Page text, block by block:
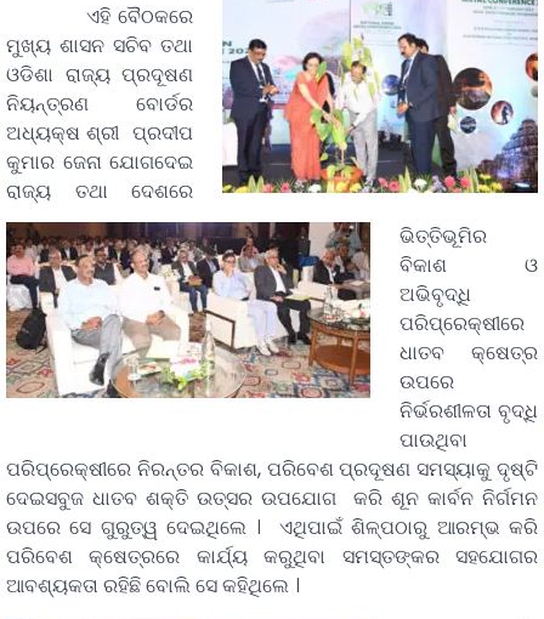
ଏହି ବୈଠକରେ
ମୁଖ୍ୟ ଶାସନ ସଚିବ ତଥା
ଓଡିଶା ରାଜ୍ୟ ପ୍ରଦୂଷଣ
ନିୟନ୍ତ୍ରଣ ବୋର୍ଡର
ଅଧ୍ୟକ୍ଷ ଶ୍ରୀ ପ୍ରଦୀପ
କୁମାର ଜେନା ଯୋଗଦେଇ
ରାଜ୍ୟ ତଥା ଦେଶରେ
ଭିତ୍ତିଭୂମିର
ବିକାଶ ଓ
ଅଭିବୃଦ୍ଧି
ପରିପ୍ରେକ୍ଷୀରେ
ଧାତବ କ୍ଷେତ୍ର
ଉପରେ
ନିର୍ଭରଶୀଳତା ବୃଦ୍ଧି
ପାଉଥିବା
ପରିପ୍ରେକ୍ଷୀରେ ନିରନ୍ତର ବିକାଶ, ପରିବେଶ ପ୍ରଦୂଷଣ ସମସ୍ୟାକୁ ଦୃଷ୍ଟି
ଦେଇସବୁଜ ଧାତବ ଶକ୍ତି ଉତ୍ସର ଉପଯୋଗ କରି ଶୂନ କାର୍ବନ ନିର୍ଗମନ
ଉପରେ ସେ ଗୁରୁତ୍ୱ ଦେଇଥିଲେ । ଏଥିପାଇଁ ଶିଳ୍ପଠାରୁ ଆରମ୍ଭ କରି
ପରିବେଶ କ୍ଷେତ୍ରରେ କାର୍ଯ୍ୟ କରୁଥିବା ସମସ୍ତଙ୍କର ସହଯୋଗର
ଆବଶ୍ୟକତା ରହିଛି ବୋଲି ସେ କହିଥିଲେ ।